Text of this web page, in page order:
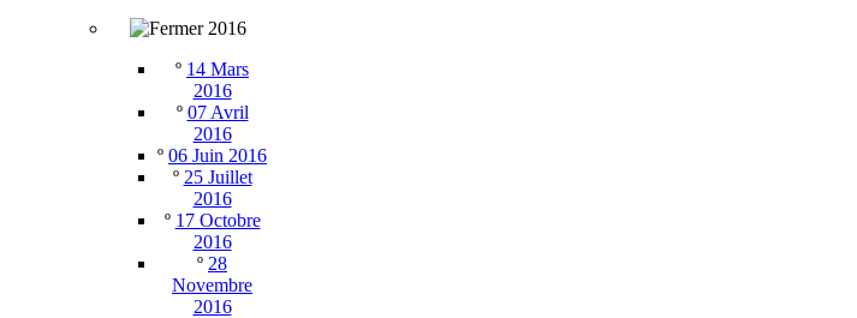
2016
º 14 Mars
2016
º 07 Avril
2016
º 06 Juin 2016
º 25 Juillet
2016
º 17 Octobre
2016
º 28
Novembre
2016